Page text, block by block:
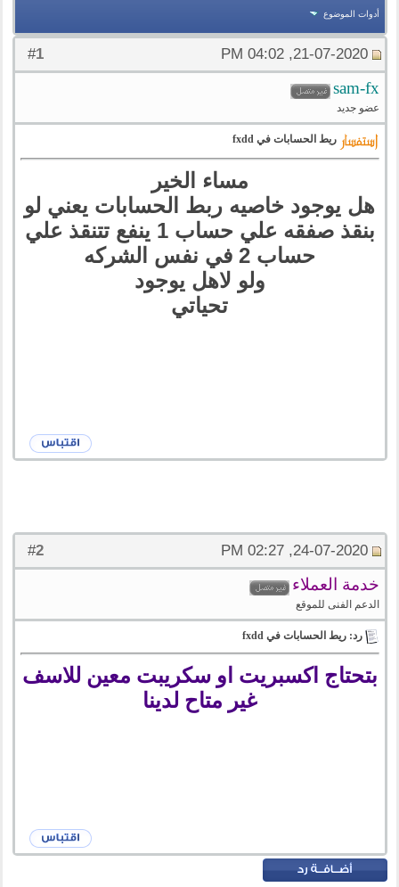
أدوات الموضوع
#
1 21-07-2020, 04:02 PM
sam-fx
عضو جديد
ريط الحسابات في fxdd
مساء الخير
هل يوجود خاصيه ربط الحسابات يعني لو
بنقذ صفقه علي حساب 1 ينفع تتنقذ علي
حساب 2 في نفس الشركه
ولو لاهل يوجود
تحياتي
#
2 24-07-2020, 02:27 PM
خدمة العملاء
الدعم الفنى للموقع
رد: ريط الحسابات في fxdd
بتحتاج اكسبريت او سكريبت معين للاسف
غير متاح لدينا